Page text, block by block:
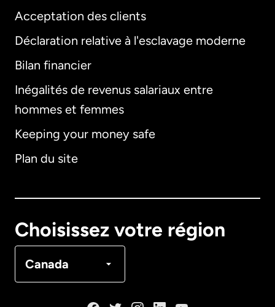
Acceptation des clients
Déclaration relative à l'esclavage moderne
Bilan financier
Inégalités de revenus salariaux entre
hommes et femmes
Keeping your money safe
Plan du site
Choisissez votre région
Canada
International
Allemagne
Français